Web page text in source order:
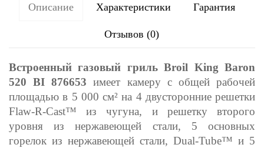
Описание Характеристики Гарантия
Отзывов (0)
Встроенный газовый гриль Broil King Baron
520 BI 876653 имеет камеру с общей рабочей
площадью в 5 000 см² на 4 двусторонние решетки
Flaw-R-Cast™ из чугуна, и решетку второго
уровня из нержавеющей стали, 5 основных
горелок из нержавеющей стали, Dual-Tube™ и 5